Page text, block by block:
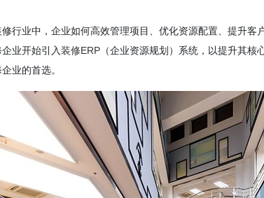
行业中，企业如何高效管理项目、优化资源配置、提升
业开始引入装修ERP （企业资源规划）系统，以提升其核
业的首选。